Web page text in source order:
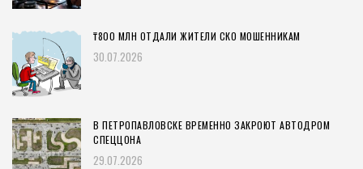
₸800 МЛН ОТДАЛИ ЖИТЕЛИ СКО МОШЕННИКАМ
30.07.2026
В ПЕТРОПАВЛОВСКЕ ВРЕМЕННО ЗАКРОЮТ АВТОДРОМ
СПЕЦЦОНА
29.07.2026